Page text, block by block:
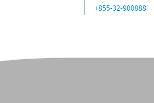
+855-32-900888